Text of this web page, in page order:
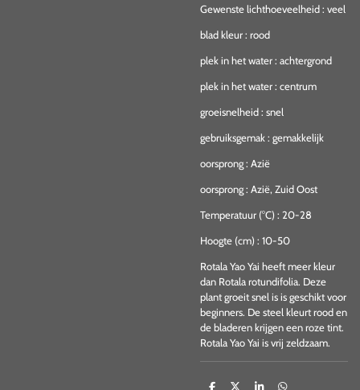
Gewenste lichthoeveelheid: veel
blad kleur: rood
plek in het water: achtergrond
plek in het water: centrum
groeisnelheid: snel
gebruiksgemak: gemakkelijk
oorsprong: Azië
oorsprong: Azië, Zuid Oost
Temperatuur (°C) : 20-28
Hoogte (cm) : 10-50
Rotala Yao Yai heeft meer kleur
dan Rotala rotundifolia. Deze
plant groeit snel is is geschikt voor
beginners. De steel kleurt rood en
de bladeren krijgen een roze tint.
Rotala Yao Yai is vrij zeldzaam.